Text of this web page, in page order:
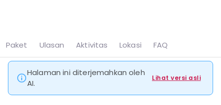
Beranda Canggu
Halaman ini diterjemahkan oleh
AI.
Lihat versi asli
Paket Ulasan Aktivitas Lokasi FAQ